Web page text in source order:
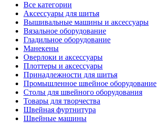
Все категории
Аксессуары для шитья
Вышивальные машины и аксессуары
Вязальное оборудование
Гладильное оборудование
Манекены
Оверлоки и аксессуары
Плоттеры и аксессуары
Принадлежности для шитья
Промышленное швейное оборудование
Столы для швейного оборудования
Товары для творчества
Швейная фуртнитура
Швейные машины